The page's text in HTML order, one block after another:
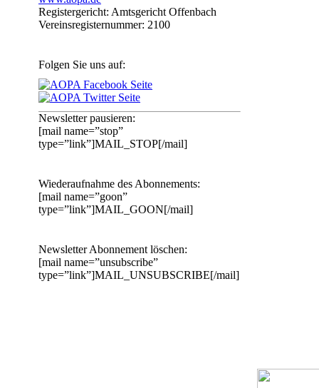
Registergericht: Amtsgericht Offenbach
Vereinsregisternummer: 2100
Folgen Sie uns auf:
Newsletter pausieren:
[mail name=”stop”
type=”link”]MAIL_STOP[/mail]
Wiederaufnahme des Abonnements:
[mail name=”goon”
type=”link”]MAIL_GOON[/mail]
Newsletter Abonnement löschen:
[mail name=”unsubscribe”
type=”link”]MAIL_UNSUBSCRIBE[/mail]